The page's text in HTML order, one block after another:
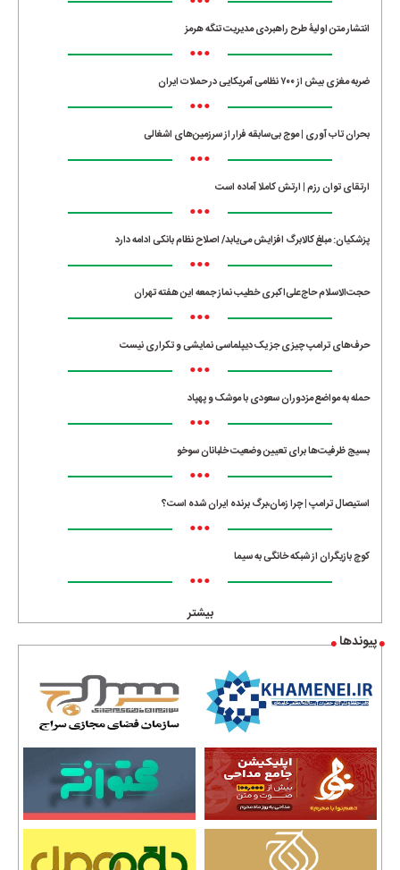
انتشار متن اولیۀ طرح راهبردی مدیریت تنگه هرمز
•••
ضربه مغزی بیش از ۷۰۰ نظامی آمریکایی در حملات ایران
•••
بحران تاب آوری | موج بی‌سابقه فرار از سرزمین‌های اشغالی
•••
ارتقای توان رزم | ارتش کاملا آماده است
•••
پزشکیان: مبلغ کالابرگ افزایش می‌یابد/ اصلاح نظام بانکی ادامه دارد
•••
حجت‌الاسلام حاج‌علی‌اکبری خطیب نماز جمعه این هفته تهران
•••
حرف‌های ترامپ چیزی جز یک دیپلماسی نمایشی و تکراری نیست
•••
حمله به مواضع مزدوران سعودی با موشک و پهپاد
•••
بسیج ظرفیت‌ها برای تعیین وضعیت خلبانان سوخو
•••
استیصال ترامپ | چرا زمان،برگ برنده ایران شده است؟
•••
کوچ بازیگران از شبکه خانگی به سیما
•••
بیشتر
پیوندها